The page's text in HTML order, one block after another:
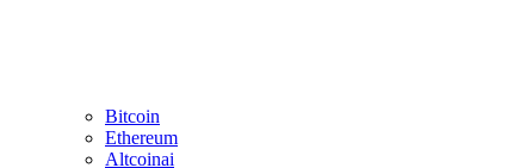
Bitcoin
Ethereum
Altcoinai